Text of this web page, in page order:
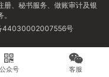
册、秘书服务、做账审计及银
44030002007556号
公众号 客服